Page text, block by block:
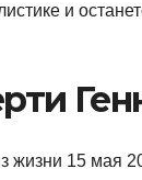
и
жизни 15 мая